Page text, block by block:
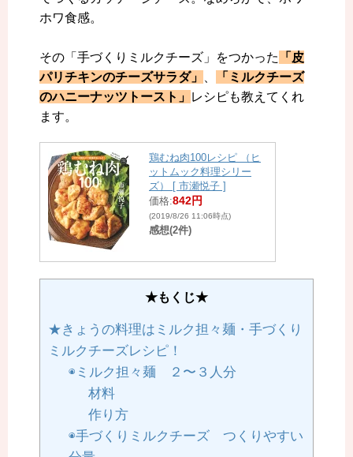
ホワ食感。
その「手づくりミルクチーズ」をつかった
「皮
パリチキンのチーズサラダ」
「ミルクチーズ
のハニーナッツトースト」 レシピも教えてくれ
ます。
鶏むね肉100レシピ （ヒ
ットムック料理シリー
ズ） [ 市瀬悦子 ]
価格:842円
(2019/8/26 11:06時点)
感想(2件)
★もくじ★
★きょうの料理はミルク担々麺・手づくり
ミルクチーズレシピ！
◉ミルク担々麺 ２〜３人分
材料
作り方
◉手づくりミルクチーズ つくりやすい